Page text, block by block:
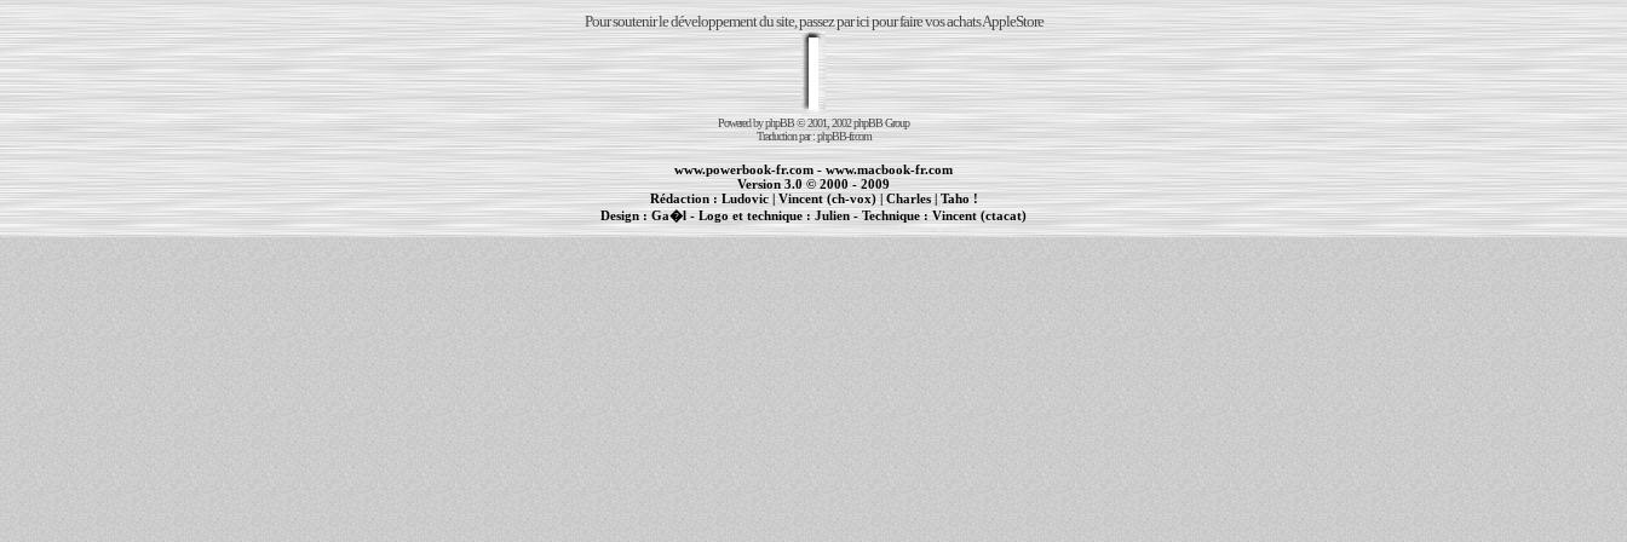
Pour soutenir le développement du site, passez par ici pour faire vos achats AppleStore
Powered byphpBB© 2001, 2002 phpBB Group
Traduction par :phpBB-fr.com
www.powerbook-fr.com - www.macbook-fr.com
Version 3.0 © 2000 - 2009
Rédaction : Ludovic|Vincent (ch-vox)| Charles|Taho !
Design :Ga�l - Logo et technique : Julien - Technique :Vincent (ctacat)
| | cr�ation de sites Internet